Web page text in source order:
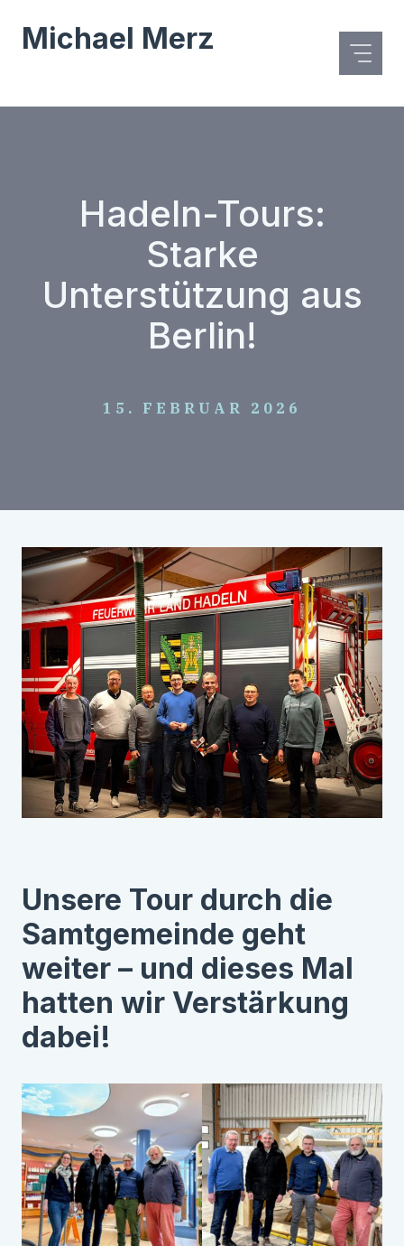
InhaltMichael Merz
Hadeln-Tours:
Starke
Unterstützung aus
Berlin!
15. FEBRUAR 2026
Unsere Tour durch die
Samtgemeinde geht
weiter – und dieses Mal
hatten wir Verstärkung
dabei!